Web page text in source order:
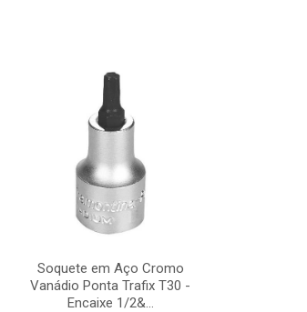
Soquete em Aço Cromo
Vanádio Ponta Trafix T30 -
Encaixe 1/2&...